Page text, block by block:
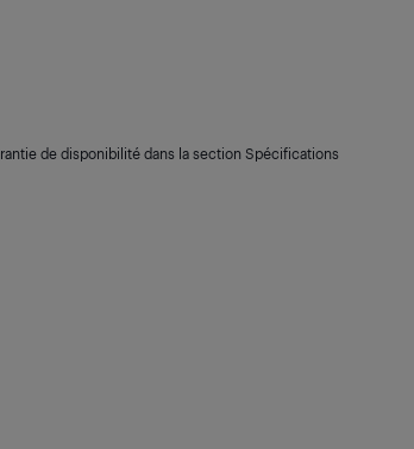
de disponibilité dans la section Spécifications